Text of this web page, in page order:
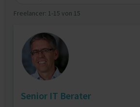
Freelancer: 1-15 von 15
Senior IT Berater